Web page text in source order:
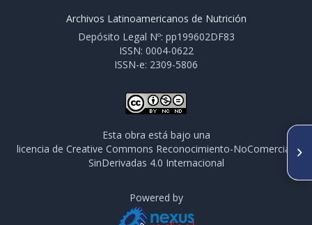
SIGUIENTE ARTÍCULO
XVII Congreso de la Sociedad
Latinoamericana de Nutrición
Archivos Latinoamericanos de Nutrición
Depósito Legal Nº: pp199602DF83
ISSN: 0004-0622
ISSN-e: 2309-5806
Esta obra está bajo una
licencia de Creative Commons Reconocimiento-NoComercial-
SinDerivadas 4.0 Internacional
Powered by